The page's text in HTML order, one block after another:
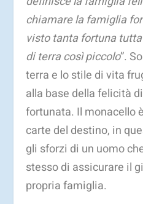
chiamare la famiglia
visto tanta fortuna
di terra così piccolo”.
terra e lo stile di vita
alla base della felicità
fortunata. Il monacello
carte del destino, in
gli sforzi di un uomo
stesso di assicurare il
propria famiglia.